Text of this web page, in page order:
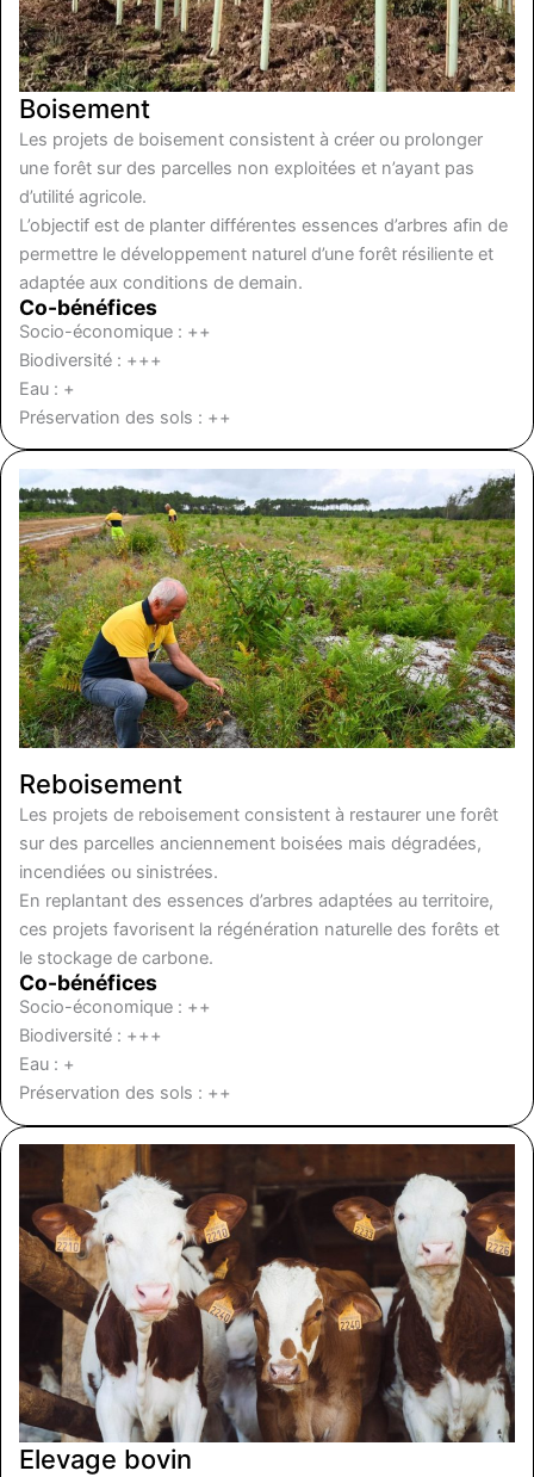
Boisement
Les projets de boisement consistent à créer ou prolonger
une forêt sur des parcelles non exploitées et n’ayant pas
d’utilité agricole.
L’objectif est de planter différentes essences d’arbres afin de
permettre le développement naturel d’une forêt résiliente et
adaptée aux conditions de demain.
Co-bénéfices
Socio-économique : ++
Biodiversité : +++
Eau : +
Préservation des sols : ++
Reboisement
Les projets de reboisement consistent à restaurer une forêt
sur des parcelles anciennement boisées mais dégradées,
incendiées ou sinistrées.
En replantant des essences d’arbres adaptées au territoire,
ces projets favorisent la régénération naturelle des forêts et
le stockage de carbone.
Co-bénéfices
Socio-économique : ++
Biodiversité : +++
Eau : +
Préservation des sols : ++
Elevage bovin